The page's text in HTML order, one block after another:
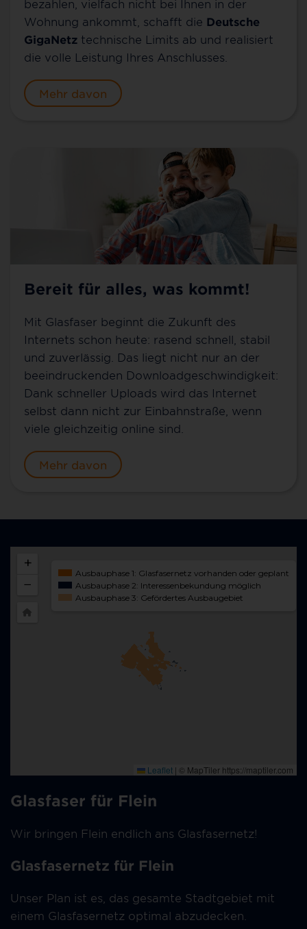
bezahlen, vielfach nicht bei Ihnen in der
Wohnung ankommt, schafft die Deutsche
GigaNetz technische Limits ab und realisiert
die volle Leistung Ihres Anschlusses.
Mehr davon
Bereit für alles, was kommt!
Mit Glasfaser beginnt die Zukunft des
Internets schon heute: rasend schnell, stabil
und zuverlässig. Das liegt nicht nur an der
beeindruckenden Downloadgeschwindigkeit:
Dank schneller Uploads wird das Internet
selbst dann nicht zur Einbahnstraße, wenn
viele gleichzeitig online sind.
Mehr davon
Glasfaser für Flein
Wir bringen Flein endlich ans Glasfasernetz!
Glasfasernetz für Flein
Unser Plan ist es, das gesamte Stadtgebiet mit
einem Glasfasernetz optimal abzudecken.